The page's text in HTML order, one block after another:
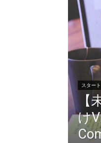
スター
け